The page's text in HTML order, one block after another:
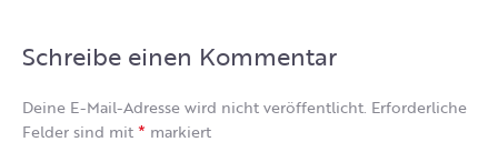
Schreibe einen Kommentar
Deine E-Mail-Adresse wird nicht veröffentlicht. Erforderliche
Felder sind mit* markiert